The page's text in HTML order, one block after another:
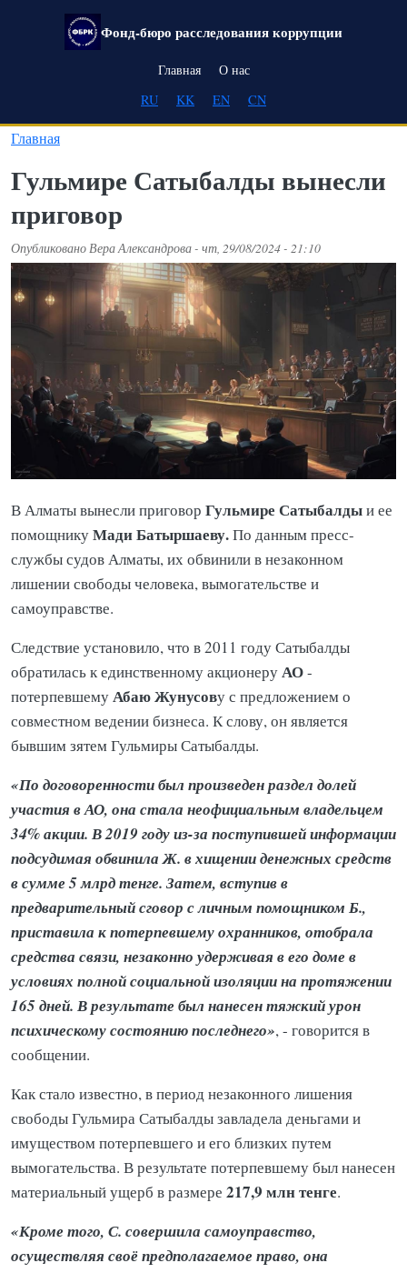
Перейти к основному содержанию
Фонд-бюро расследования коррупции
Main navigation
Главная
О нас
RU
KK EN CN
Главная
Гульмире Сатыбалды вынесли
приговор
ОпубликованоВера Александрова- чт, 29/08/2024 - 21:10
В Алматы вынесли приговор Гульмире Сатыбалдыи ее
помощникуМади Батыршаеву.По данным пресс-
службы судов Алматы, их обвинили в незаконном
лишении свободы человека, вымогательстве и
самоуправстве.
Следствие установило, что в 2011 году Сатыбалды
обратилась к единственному акционеруАО-
потерпевшемуАбаю Жунусову с предложением о
совместном ведении бизнеса. К слову, он является
бывшим зятем Гульмиры Сатыбалды.
«По договоренности был произведен раздел долей
участия в АО, она стала неофициальным владельцем
34% акции. В 2019 году из-за поступившей информации
подсудимая обвинила Ж. в хищении денежных средств
в сумме 5 млрд тенге. Затем, вступив в
предварительный сговор с личным помощником Б.,
приставила к потерпевшему охранников, отобрала
средства связи, незаконно удерживая в его доме в
условиях полной социальной изоляции на протяжении
165 дней. В результате был нанесен тяжкий урон
психическому состоянию последнего», - говорится в
сообщении.
Как стало известно, в период незаконного лишения
свободы Гульмира Сатыбалды завладела деньгами и
имуществом потерпевшего и его близких путем
вымогательства. В результате потерпевшему был нанесен
материальный ущерб в размере 217,9 млн тенге.
«Кроме того, С. совершила самоуправство,
осуществляя своё предполагаемое право, она